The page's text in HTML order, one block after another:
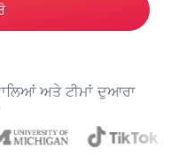
ਅਤੇ ਟੀਮਾਂ ਦੁਆਰਾ